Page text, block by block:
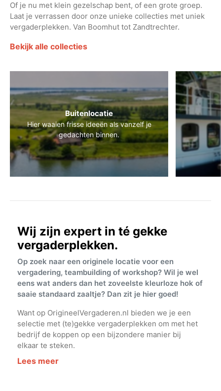
Of je nu met klein gezelschap bent, of een grote groep.
Laat je verrassen door onze unieke collecties met uniek
vergaderplekken. Van Boomhut tot Zandtrechter.
Bekijk alle collecties
Buitenlocatie
Hier waaien frisse ideeën als vanzelf je
gedachten binnen.
Wij zijn expert in té gekke
vergaderplekken.
Op zoek naar een originele locatie voor een
vergadering, teambuilding of workshop? Wil je wel
eens wat anders dan het zoveelste kleurloze hok of
saaie standaard zaaltje? Dan zit je hier goed!
Want op OrigineelVergaderen.nl bieden we je een
selectie met (te)gekke vergaderplekken om met het
bedrijf de koppen op een bijzondere manier bij
elkaar te steken.
Lees meer